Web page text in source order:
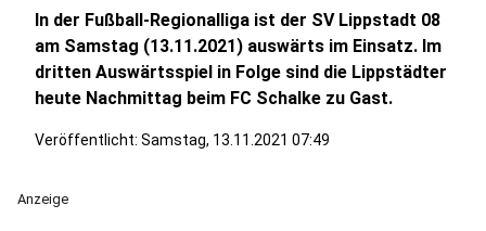
In der Fußball-Regionalliga ist der SV Lippstadt 08
am Samstag (13.11.2021) auswärts im Einsatz. Im
dritten Auswärtsspiel in Folge sind die Lippstädter
heute Nachmittag beim FC Schalke zu Gast.
Veröffentlicht: Samstag, 13.11.2021 07:49
Anzeige